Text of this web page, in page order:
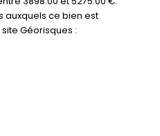
auxquels ce bien est
Géorisques :